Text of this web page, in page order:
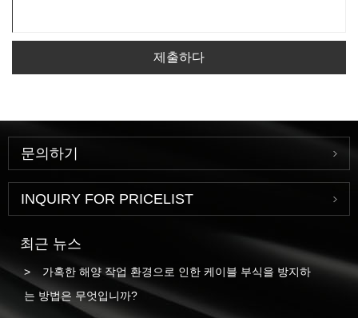
제출하다
문의하기
INQUIRY FOR PRICELIST
최근 뉴스
가혹한 해양 작업 환경으로 인한 케이블 부식을 방지하
는 방법은 무엇입니까?